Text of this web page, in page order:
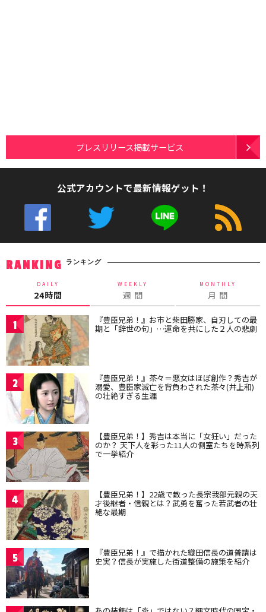
プレスリリース掲載サービス
公式アカウントで最新情報ゲット！
RANKING ランキング
DAILY
24時間
WEEKLY
週 間
MONTHLY
月 間
1 『豊臣兄弟！』お市と柴田勝家、自刃しての最
期と「辞世の句」…運命を共にした２人の悲劇
2 『豊臣兄弟！』茶々＝悪女はほぼ創作？秀吉が
溺愛、豊臣家滅亡を背負わされた茶々(井上和)
の壮絶すぎる生涯
3 【豊臣兄弟！】秀吉は本当に「女狂い」だった
のか？ 天下人を彩った11人の側室たちを時系列
で一挙紹介
4 【豊臣兄弟！】22歳で散った長宗我部元親の天
才後継者・信親とは？武勇を奮った若武者の壮
絶な最期
5 『豊臣兄弟！』で描かれた織田信長の道普請は
史実？信長が実施した街道整備の施策を紹介